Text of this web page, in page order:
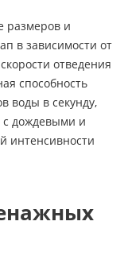
размеров и
в зависимости от
отведения
способность
воды в секунду,
с дождевыми и
интенсивности